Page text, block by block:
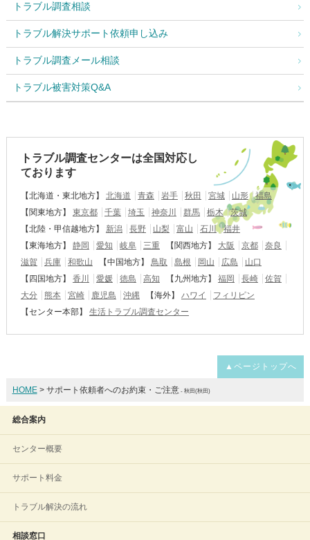
トラブル調査相談
トラブル解決サポート依頼申し込み
トラブル調査メール相談
トラブル被害対策Q&A
トラブル調査センターは全国対応し
ております
【北海道・東北地方】 北海道 青森 岩手 秋田 宮城 山形
福島
【関東地方】
東京都 千葉 埼玉 神奈川 群馬 栃木
茨城
【北陸・甲信越地方】
新潟 長野 山梨 富山 石川
福井
【東海地方】
静岡 愛知 岐阜 三重 【関西地方】 大阪 京都
奈良
滋賀
兵庫 和歌山 【中国地方】 鳥取 島根 岡山 広島
山口
【四国地方】
香川 愛媛 徳島 高知 【九州地方】 福岡 長崎
佐賀
大分
熊本 宮崎 鹿児島 沖縄 【海外】 ハワイ
フィリピン
【センター本部】
生活トラブル調査センター
▲ページトップへ
HOME> サポート依頼者へのお約束・ご注意- 秋田(秋田)
総合案内
センター概要
サポート料金
トラブル解決の流れ
相談窓口